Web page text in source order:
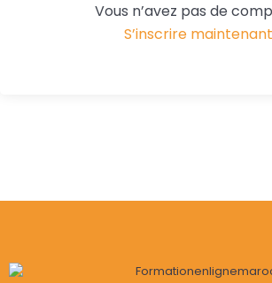
Vous n’avez pas de
S’inscrire maintenant